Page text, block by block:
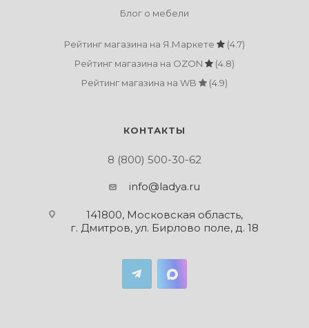
Блог о мебели
Рейтинг магазина на Я.Маркете
(4.7)
Рейтинг магазина на OZON
(4.8)
Рейтинг магазина на WB
(4.9)
КОНТАКТЫ
8 (800) 500-30-62
info@ladya.ru
141800, Московская область,
г. Дмитров, ул. Бирлово поле, д. 18